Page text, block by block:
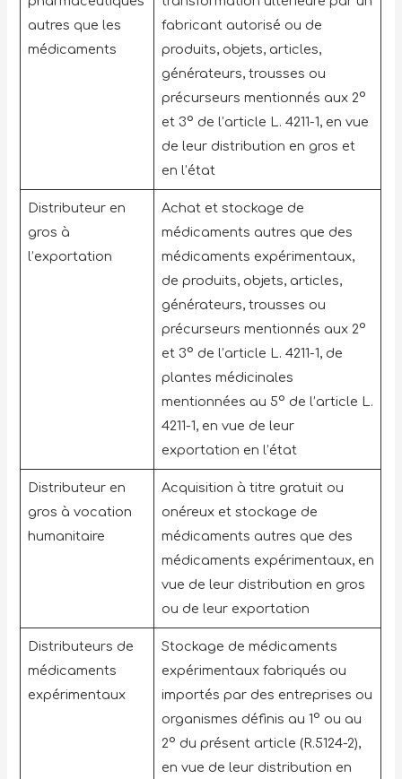
autres que les
médicaments
fabricant autorisé ou de
produits, objets, articles,
générateurs, trousses ou
précurseurs mentionnés aux 2°
et 3° de l’article L. 4211-1, en vue
de leur distribution en gros et
en l’état
Distributeur en
gros à
l’exportation
Achat et stockage de
médicaments autres que des
médicaments expérimentaux,
de produits, objets, articles,
générateurs, trousses ou
précurseurs mentionnés aux 2°
et 3° de l’article L. 4211-1, de
plantes médicinales
mentionnées au 5° de l’article L.
4211-1, en vue de leur
exportation en l’état
Distributeur en
gros à vocation
humanitaire
Acquisition à titre gratuit ou
onéreux et stockage de
médicaments autres que des
médicaments expérimentaux, en
vue de leur distribution en gros
ou de leur exportation
Distributeurs de
médicaments
expérimentaux
Stockage de médicaments
expérimentaux fabriqués ou
importés par des entreprises ou
organismes définis au 1° ou au
2° du présent article (R.5124-2),
en vue de leur distribution en